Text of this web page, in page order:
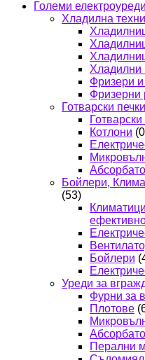
Големи електроуреди
Хладилна
Хладилни
Фризери
Фризерни
Готварски
Готварски
Котлони
Бойлери,
(53)
Бойлери
Уреди за
Фурни за
Плотове
Перални